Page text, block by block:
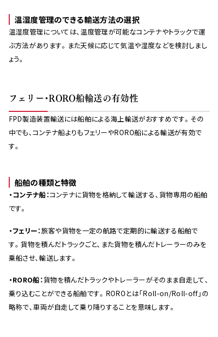
温湿度管理のできる輸送方法の選択
温湿度管理については、温度管理が可能なコンテナやトラックで運
ぶ方法があります。また天候に応じて気温や湿度などを検討しまし
ょう。
フェリー・RORO船輸送の有効性
FPD製造装置輸送には船舶による海上輸送がおすすめです。その
中でも、コンテナ船よりもフェリーやRORO船による輸送が有効で
す。
船舶の種類と特徴
・コンテナ船：コンテナに貨物を格納して輸送する、貨物専用の船舶
です。
・フェリー：旅客や貨物を一定の航路で定期的に輸送する船舶で
す。貨物を積んだトラックごと、また貨物を積んだトレーラーのみを
乗船させ、輸送します。
・RORO船：貨物を積んだトラックやトレーラーがそのまま自走して、
乗り込むことができる船舶です。ROROとは「Roll-on/Roll-off」の
略称で、車両が自走して乗り降りすることを意味します。